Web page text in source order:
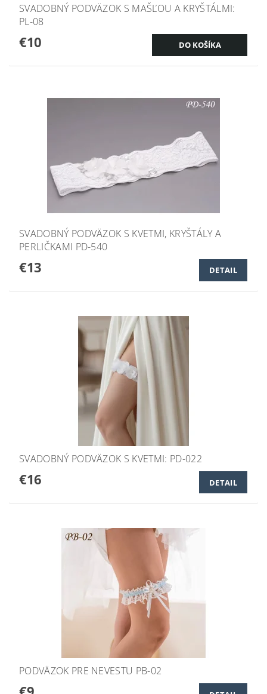
SVADOBNÝ PODVÄZOK S MAŠĽOU A KRYŠTÁLMI:
PL-08
€10
SVADOBNÝ PODVÄZOK S KVETMI, KRYŠTÁLY A
PERLIČKAMI PD-540
€13 DETAIL
SVADOBNÝ PODVÄZOK S KVETMI: PD-022
€16 DETAIL
PODVÄZOK PRE NEVESTU PB-02